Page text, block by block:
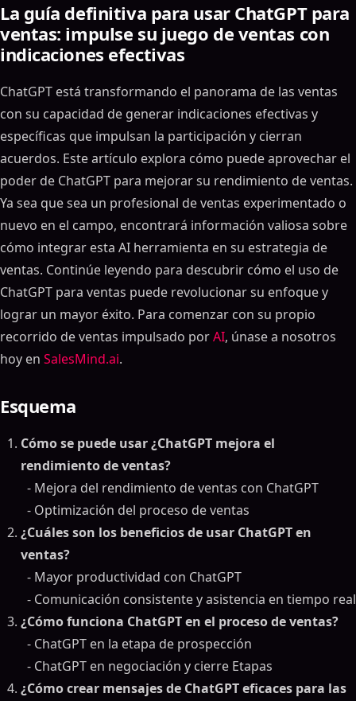
La guía definitiva para usar ChatGPT para
ventas: impulse su juego de ventas con
indicaciones efectivas
ChatGPT está transformando el panorama de las ventas
con su capacidad de generar indicaciones efectivas y
específicas que impulsan la participación y cierran
acuerdos. Este artículo explora cómo puede aprovechar el
poder de ChatGPT para mejorar su rendimiento de ventas.
Ya sea que sea un profesional de ventas experimentado o
nuevo en el campo, encontrará información valiosa sobre
cómo integrar esta AI herramienta en su estrategia de
ventas. Continúe leyendo para descubrir cómo el uso de
ChatGPT para ventas puede revolucionar su enfoque y
lograr un mayor éxito. Para comenzar con su propio
recorrido de ventas impulsado porAI, únase a nosotros
hoy en SalesMind.ai.
Esquema
Cómo se puede usar ¿ChatGPT mejora el
rendimiento de ventas?
- Mejora del rendimiento de ventas con ChatGPT
- Optimización del proceso de ventas
¿Cuáles son los beneficios de usar ChatGPT en
ventas?
- Mayor productividad con ChatGPT
- Comunicación consistente y asistencia en tiempo real
¿Cómo funciona ChatGPT en el proceso de ventas?
- ChatGPT en la etapa de prospección
- ChatGPT en negociación y cierre Etapas
¿Cómo crear mensajes de ChatGPT eficaces para las